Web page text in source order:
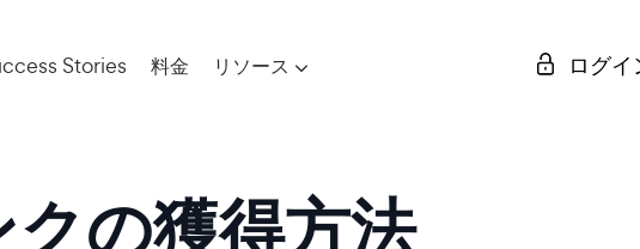
Stories 料金 リソース ログイ
の獲得方法